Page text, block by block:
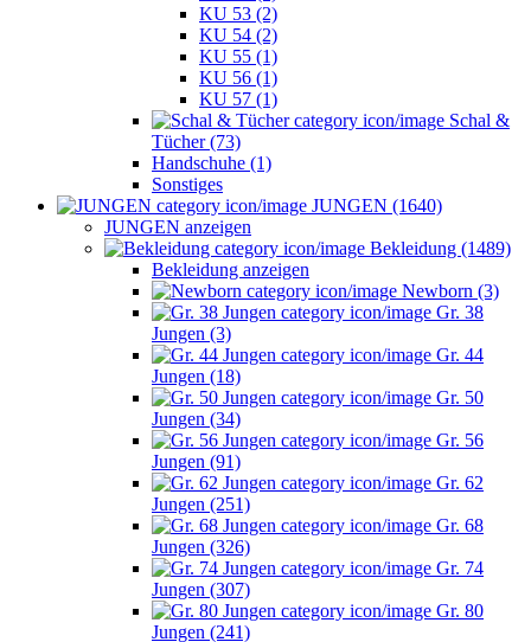
KU 53 (2)
KU 54 (2)
KU 55 (1)
KU 56 (1)
KU 57 (1)
Schal &
Tücher (73)
Handschuhe (1)
Sonstiges
JUNGEN (1640)
JUNGEN anzeigen
Bekleidung (1489)
Bekleidung anzeigen
Newborn (3)
Gr. 38
Jungen (3)
Gr. 44
Jungen (18)
Gr. 50
Jungen (34)
Gr. 56
Jungen (91)
Gr. 62
Jungen (251)
Gr. 68
Jungen (326)
Gr. 74
Jungen (307)
Gr. 80
Jungen (241)